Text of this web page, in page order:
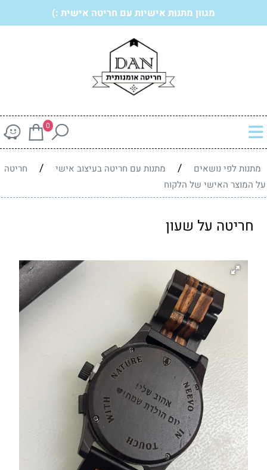
מגוון מתנות אישיות עם חריטה אישית :)
0
מתנות לפי נושאים / מתנות עם חריטה בעיצוב אישי /
חריטה
על המוצר האישי של הלקוח
חריטה על שעון